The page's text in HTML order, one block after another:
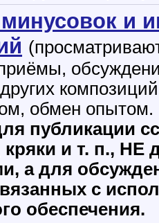
и
обмен опытом.
публикации
и т. п., НЕ
а для
с
обеспечения.